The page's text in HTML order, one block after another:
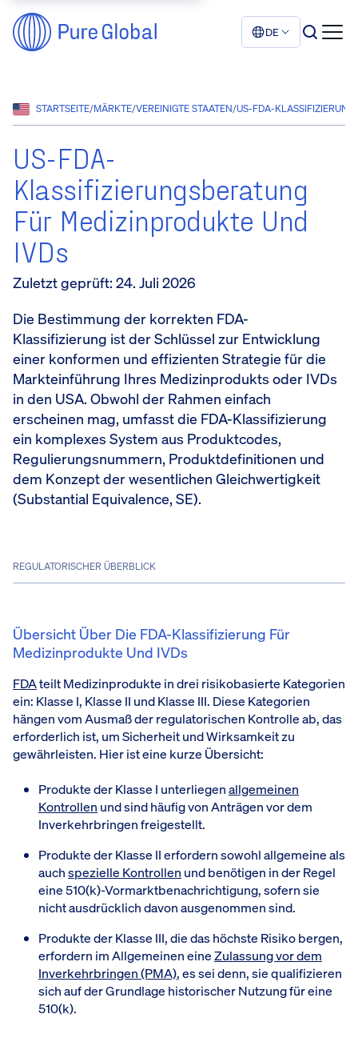
DE
STARTSEITE/MÄRKTE/VEREINIGTE STAATEN/US-FDA-
US-FDA-
Klassifizierungsberatung
Für Medizinprodukte Und
IVDs
Zuletzt geprüft: 24. Juli 2026
Die Bestimmung der korrekten FDA-
Klassifizierung ist der Schlüssel zur Entwicklung
einer konformen und effizienten Strategie für die
Markteinführung Ihres Medizinprodukts oder IVDs
in den USA. Obwohl der Rahmen einfach
erscheinen mag, umfasst die FDA-Klassifizierung
ein komplexes System aus Produktcodes,
Regulierungsnummern, Produktdefinitionen und
dem Konzept der wesentlichen Gleichwertigkeit
(Substantial Equivalence, SE).
REGULATORISCHER ÜBERBLICK
Übersicht Über Die FDA-Klassifizierung Für
Medizinprodukte Und IVDs
FDAteilt Medizinprodukte in drei risikobasierte Kategorien
ein: Klasse I, Klasse II und Klasse III. Diese Kategorien
hängen vom Ausmaß der regulatorischen Kontrolle ab, das
erforderlich ist, um Sicherheit und Wirksamkeit zu
gewährleisten. Hier ist eine kurze Übersicht:
Produkte der Klasse I unterliegenallgemeinen
Kontrollen und sind häufig von Anträgen vor dem
Inverkehrbringen freigestellt.
Produkte der Klasse II erfordern sowohl allgemeine als
auchspezielle Kontrollen und benötigen in der Regel
eine 510(k)-Vormarktbenachrichtigung, sofern sie
nicht ausdrücklich davon ausgenommen sind.
Produkte der Klasse III, die das höchste Risiko bergen,
erfordern im Allgemeinen eineZulassung vor dem
Inverkehrbringen (PMA), es sei denn, sie qualifizieren
sich auf der Grundlage historischer Nutzung für eine
510(k).